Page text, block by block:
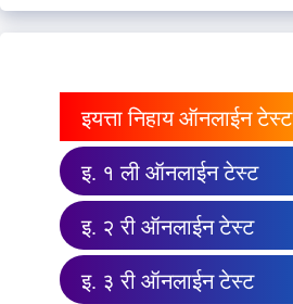
इयत्ता निहाय ऑनलाईन टेस्ट
इ. १ ली ऑनलाईन टेस्ट
इ. २ री ऑनलाईन टेस्ट
इ. ३ री ऑनलाईन टेस्ट